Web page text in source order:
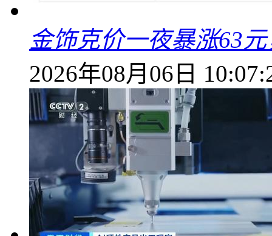
金饰克价一夜暴涨63
2026年08月06日